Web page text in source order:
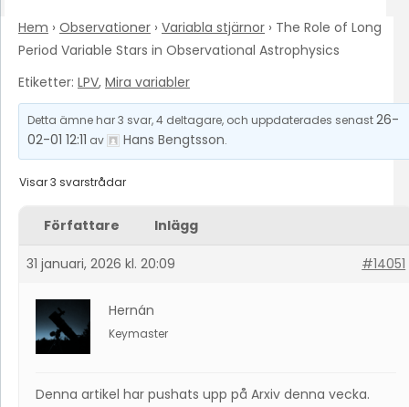
Hem › Observationer › Variabla stjärnor › The Role of Long
Period Variable Stars in Observational Astrophysics
Etiketter: LPV, Mira variabler
Detta ämne har 3 svar, 4 deltagare, och uppdaterades senast26-
02-01 12:11 av Hans Bengtsson.
Visar 3 svarstrådar
Författare Inlägg
31 januari, 2026 kl. 20:09 #14051
Hernán
Keymaster
Denna artikel har pushats upp på Arxiv denna vecka.